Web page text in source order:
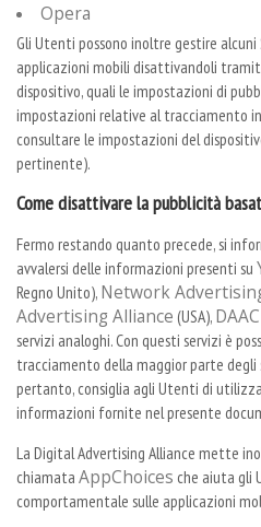
Opera
Gli Utenti possono inoltre gestire
applicazioni mobili disattivandoli
dispositivo, quali le impostazioni di
impostazioni relative al tracciamento
consultare le impostazioni del
pertinente).
Come disattivare la pubblicità
Fermo restando quanto precede, si
avvalersi delle informazioni presenti su
Regno Unito), Network
Advertising Alliance (USA), DAAC
servizi analoghi. Con questi servizi è
tracciamento della maggior parte
pertanto, consiglia agli Utenti di
informazioni fornite nel presente
La Digital Advertising Alliance mette
chiamata AppChoices che aiuta gli
comportamentale sulle applicazioni